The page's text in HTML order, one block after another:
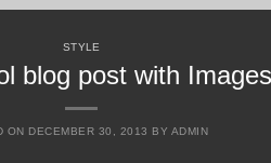
STYLE
blog post with Images
ON DECEMBER 30, 2013 BY ADMIN